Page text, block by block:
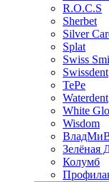
R.O.C.S
Sherbet
Silver
Splat
Swiss
Swissdent
TePe
Waterdent
White Glo
Wisdom
Зелёная
Колумб